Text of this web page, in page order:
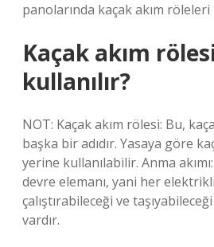
panolarında kaçak akım röleleri
Kaçak akım
kullanılır?
NOT: Kaçak akım rölesi: Bu,
başka bir adıdır. Yasaya göre
yerine kullanılabilir. Anma
devre elemanı, yani her
çalıştırabileceği ve
vardır.